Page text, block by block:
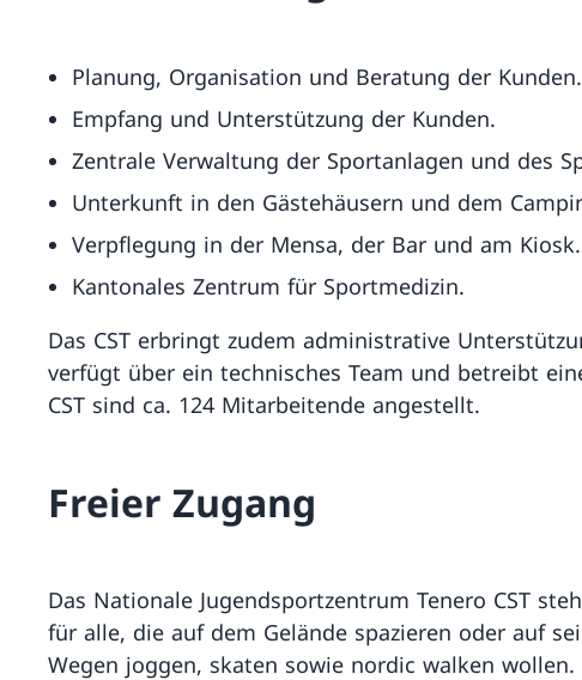
Planung, Organisation und Beratung der Kunden.
Empfang und Unterstützung der Kunden.
Zentrale Verwaltung der Sportanlagen und des
Unterkunft in den Gästehäusern und dem
Verpflegung in der Mensa, der Bar und am Kiosk.
Kantonales Zentrum für Sportmedizin.
Das CST erbringt zudem administrative
verfügt über ein technisches Team und betreibt
CST sind ca. 124 Mitarbeitende angestellt.
Freier Zugang
Das Nationale Jugendsportzentrum Tenero CST
für alle, die auf dem Gelände spazieren oder auf
Wegen joggen, skaten sowie nordic walken wollen.